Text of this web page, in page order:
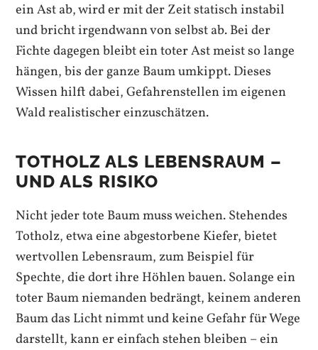
ein Ast ab, wird er mit der Zeit statisch instabil
und bricht irgendwann von selbst ab. Bei der
Fichte dagegen bleibt ein toter Ast meist so lange
hängen, bis der ganze Baum umkippt. Dieses
Wissen hilft dabei, Gefahrenstellen im eigenen
Wald realistischer einzuschätzen.
TOTHOLZ ALS LEBENSRAUM –
UND ALS RISIKO
Nicht jeder tote Baum muss weichen. Stehendes
Totholz, etwa eine abgestorbene Kiefer, bietet
wertvollen Lebensraum, zum Beispiel für
Spechte, die dort ihre Höhlen bauen. Solange ein
toter Baum niemanden bedrängt, keinem anderen
Baum das Licht nimmt und keine Gefahr für Wege
darstellt, kann er einfach stehen bleiben – ein